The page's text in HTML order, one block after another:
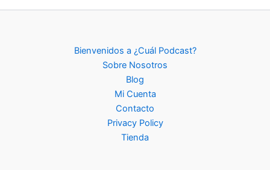
variants.
may
be
chosen
product
Bienvenidos a ¿Cuál Podcast?
Sobre Nosotros
Blog
Mi Cuenta
Contacto
Privacy Policy
Tienda